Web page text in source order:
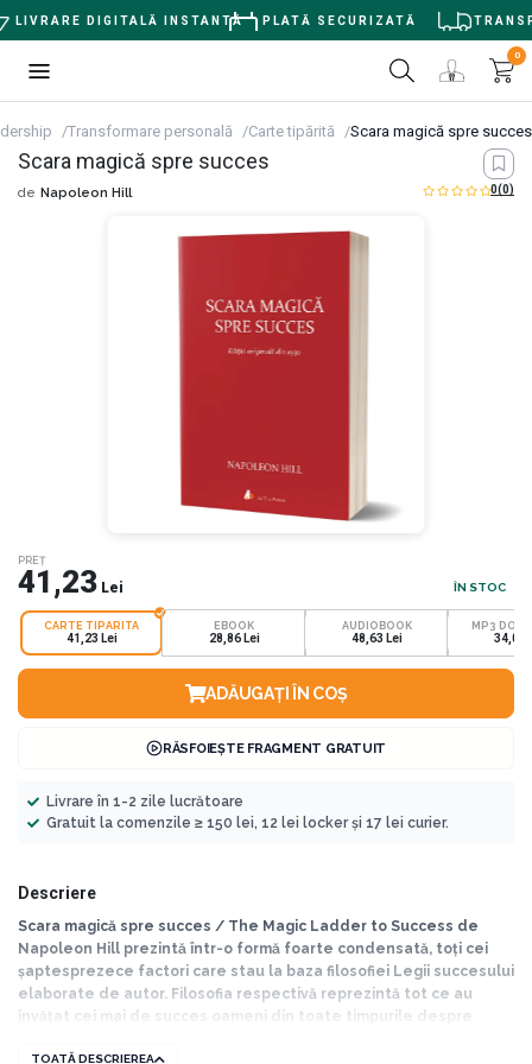
LIVRARE DIGITALĂ INSTANTĂ PLATĂ SECURIZATĂ
0
Transformare personală Carte tipărită Scara magică spre succes
Scara magică spre succes
de Napoleon Hill 0(0)
PREȚ
41,23 Lei ÎN STOC
CARTE TIPARITA
41,23 Lei
EBOOK
28,86 Lei
AUDIOBOOK
48,63 Lei
MP3
34,04
ADĂUGAȚI ÎN COȘ
RĂSFOIEȘTE FRAGMENT GRATUIT
Livrare în 1-2 zile lucrătoare
Gratuit la comenzile ≥ 150 lei, 12 lei locker și 17 lei curier.
Descriere
Scara magică spre succes / The Magic Ladder to Success de
Napoleon Hill prezintă într-o formă foarte condensată, toți cei
șaptesprezece factori care stau la baza filosofiei Legii succesului
elaborate de autor. Filosofia respectivă reprezintă tot ce au
învățat cei mai de succes oameni din toate timpurile despre
TOATĂ DESCRIEREA